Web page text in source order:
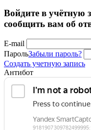
Войдите в учётную
сообщить вам об
E-mail
ПарольЗабыли пароль?
Создать учетную запись
Антибот